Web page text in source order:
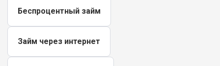
Беспроцентный займ
Займ через интернет